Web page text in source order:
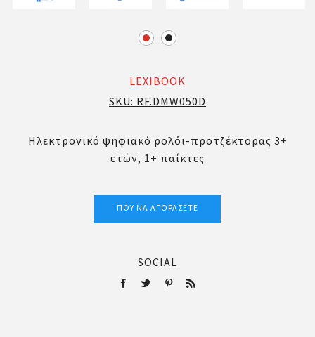
LEXIBOOK
SKU: RF.DMW050D
Ηλεκτρονικό ψηφιακό ρολόι-προτζέκτορας 3+
ετών, 1+ παίκτες
ΠΟΎ ΝΑ ΑΓΟΡΆΣΕΤΕ
SOCIAL